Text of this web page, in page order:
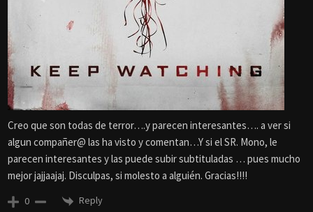
Creo que son todas de terror….y parecen interesantes…. a ver si
algun compañer@ las ha visto y comentan…Y si el SR. Mono, le
parecen interesantes y las puede subir subtituladas … pues mucho
mejor jajjaajaj. Disculpas, si molesto a alguién. Gracias!!!!
0 Reply